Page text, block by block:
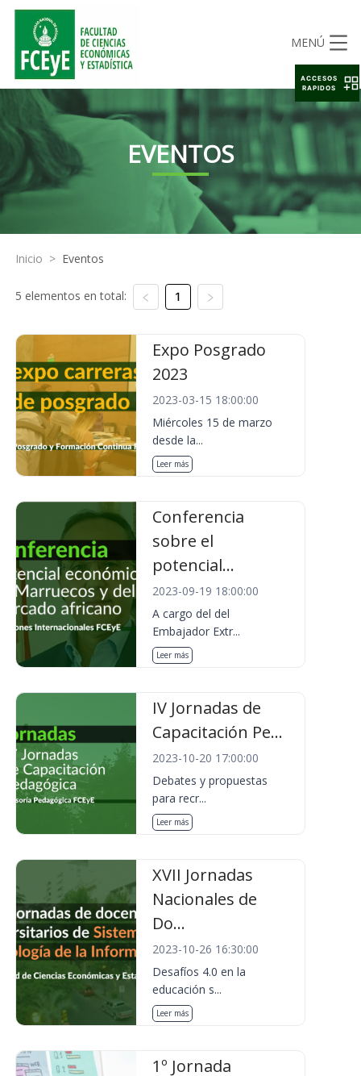
MENÚ
EVENTOS
Inicio > Eventos
5 elementos en total: 1
Expo Posgrado
2023
2023-03-15 18:00:00
Miércoles 15 de marzo
desde la...
Leer más
Conferencia
sobre el
potencial...
2023-09-19 18:00:00
A cargo del del
Embajador Extr...
Leer más
IV Jornadas de
Capacitación Pe...
2023-10-20 17:00:00
Debates y propuestas
para recr...
Leer más
XVII Jornadas
Nacionales de
Do...
2023-10-26 16:30:00
Desafíos 4.0 en la
educación s...
Leer más
1º Jornada
ACCESOS
RAPIDOS